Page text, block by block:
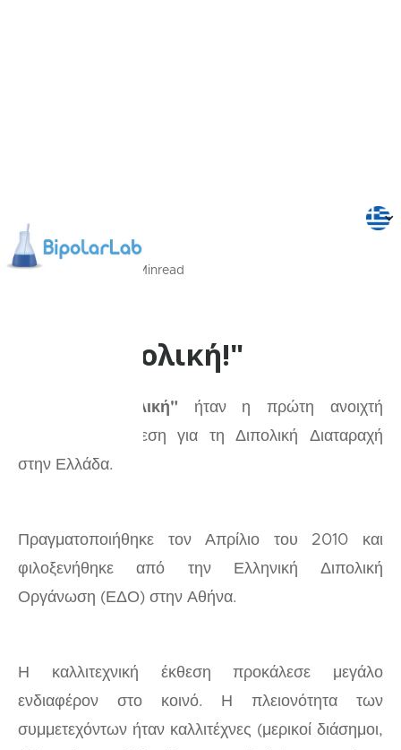
Minread
"Ναι διπολική!"
"Ναι, Διπολική" ήταν η πρώτη ανοιχτή
καλλιτεχνική έκθεση για τη Διπολική Διαταραχή
στην Ελλάδα.
Πραγματοποιήθηκε τον Απρίλιο του 2010 και
φιλοξενήθηκε από την Ελληνική Διπολική
Οργάνωση (ΕΔΟ) στην Αθήνα.
Η καλλιτεχνική έκθεση προκάλεσε μεγάλο
ενδιαφέρον στο κοινό. Η πλειονότητα των
συμμετεχόντων ήταν καλλιτέχνες (μερικοί διάσημοι,